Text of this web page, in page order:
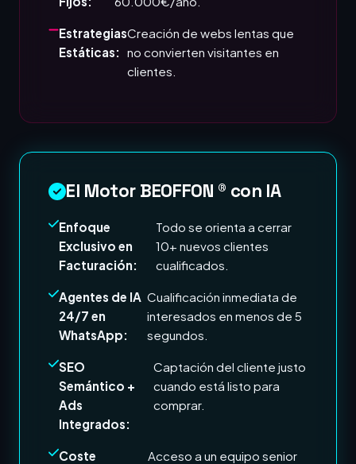
Estrategias
Estáticas:
Creación de webs lentas que
no convierten visitantes en
clientes.
El Motor BEOFFON ® con IA
Enfoque
Exclusivo en
Facturación:
Todo se orienta a cerrar
10+ nuevos clientes
cualificados.
Agentes de IA
24/7 en
WhatsApp:
Cualificación inmediata de
interesados en menos de 5
segundos.
SEO
Semántico +
Ads
Integrados:
Captación del cliente justo
cuando está listo para
comprar.
Coste
Acceso a un equipo senior